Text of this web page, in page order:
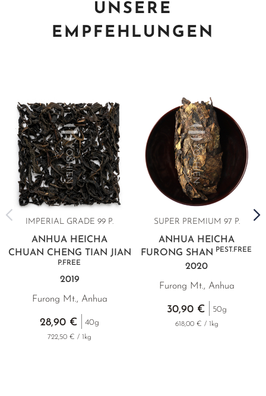
UNSERE
EMPFEHLUNGEN
IMPERIAL GRADE 99 P.
ANHUA HEICHA
CHUAN CHENG TIAN JIAN
P.FREE
2019
Furong Mt., Anhua
28,90 € 40g
722,50 € / 1kg
SUPER PREMIUM 97 P.
ANHUA HEICHA
FURONG SHAN
PEST.FREE
2020
Furong Mt., Anhua
30,90 € 50g
618,00 € / 1kg